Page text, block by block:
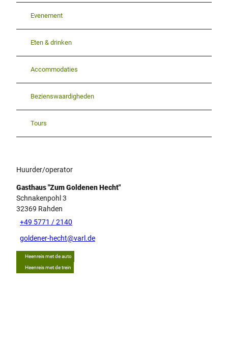
Evenement
Eten & drinken
Accommodaties
Bezienswaardigheden
Tours
Huurder/operator
Gasthaus "Zum Goldenen Hecht"
Schnakenpohl 3
32369 Rahden
+49 5771 / 2140
goldener-hecht@varl.de
Heenreis met de auto
Heenreis met de trein